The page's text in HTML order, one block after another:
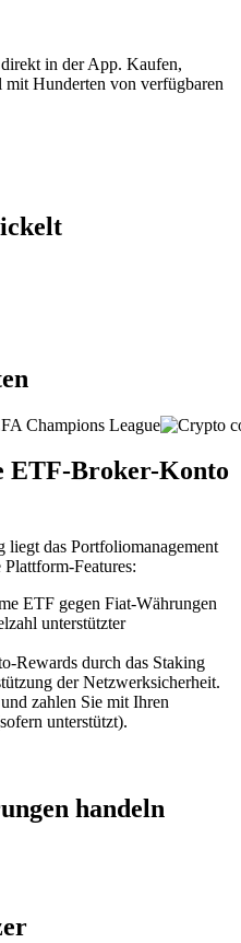
in der App. Kaufen,
Hunderten von verfügbaren
ETF-Broker-Konto
das Portfoliomanagement
Features:
ETF gegen Fiat-Währungen
unterstützter
Rewards durch das Staking
der Netzwerksicherheit.
zahlen Sie mit Ihren
unterstützt).
handeln